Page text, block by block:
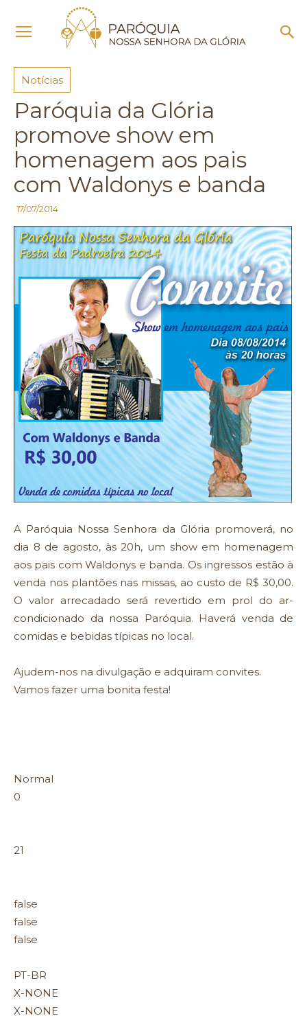
Notícias
Notícias
Paróquia da Glória
promove show em
homenagem aos pais
com Waldonys e banda
17/07/2014
A Paróquia Nossa Senhora da Glória promoverá, no
dia 8 de agosto, às 20h, um show em homenagem
aos pais com Waldonys e banda. Os ingressos estão à
venda nos plantões nas missas, ao custo de R$ 30,00.
O valor arrecadado será revertido em prol do ar-
condicionado da nossa Paróquia. Haverá venda de
comidas e bebidas típicas no local.
Ajudem-nos na divulgação e adquiram convites.
Vamos fazer uma bonita festa!
Normal
0
21
false
false
false
PT-BR
X-NONE
X-NONE